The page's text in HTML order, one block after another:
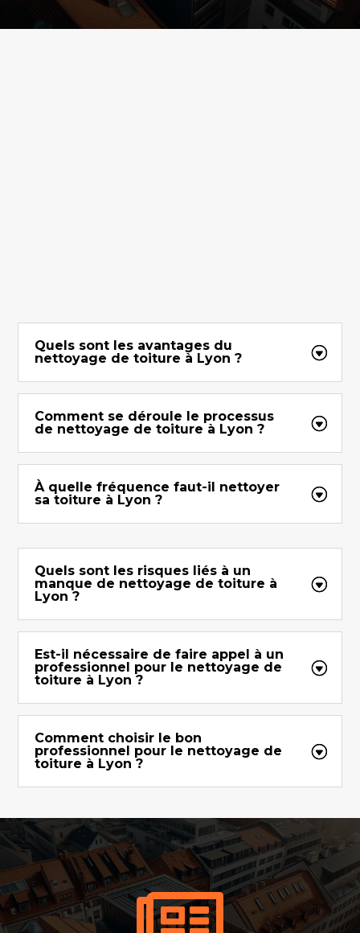
Quels sont les avantages du
nettoyage de toiture à Lyon ?
Comment se déroule le processus
de nettoyage de toiture à Lyon ?
À quelle fréquence faut-il nettoyer
sa toiture à Lyon ?
Quels sont les risques liés à un
manque de nettoyage de toiture à
Lyon ?
Est-il nécessaire de faire appel à un
professionnel pour le nettoyage de
toiture à Lyon ?
Comment choisir le bon
professionnel pour le nettoyage de
toiture à Lyon ?